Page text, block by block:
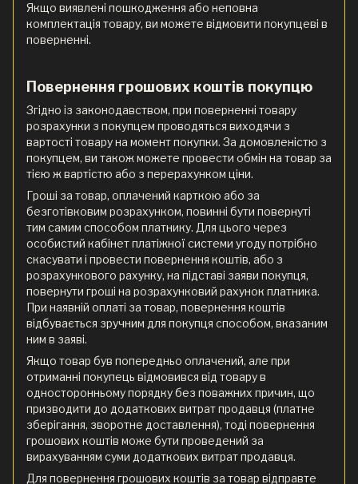
Якщо виявлені пошкодження або неповна
комплектація товару, ви можете відмовити покупцеві в
поверненні.
Повернення грошових коштів покупцю
Згідно із законодавством, при поверненні товару
розрахунки з покупцем проводяться виходячи з
вартості товару на момент покупки. За домовленістю з
покупцем, ви також можете провести обмін на товар за
тією ж вартістю або з перерахунком ціни.
Гроші за товар, оплачений карткою або за
безготівковим розрахунком, повинні бути повернуті
тим самим способом платнику. Для цього через
особистий кабінет платіжної системи угоду потрібно
скасувати і провести повернення коштів, або з
розрахункового рахунку, на підставі заяви покупця,
повернути гроші на розрахунковий рахунок платника.
При наявній оплаті за товар, повернення коштів
відбувається зручним для покупця способом, вказаним
ним в заяві.
Якщо товар був попередньо оплачений, але при
отриманні покупець відмовився від товару в
односторонньому порядку без поважних причин, що
призводити до додаткових витрат продавця (платне
зберігання, зворотне доставлення), тоді повернення
грошових коштів може бути проведений за
вирахуванням суми додаткових витрат продавця.
Для повернення грошових коштів за товар відправте